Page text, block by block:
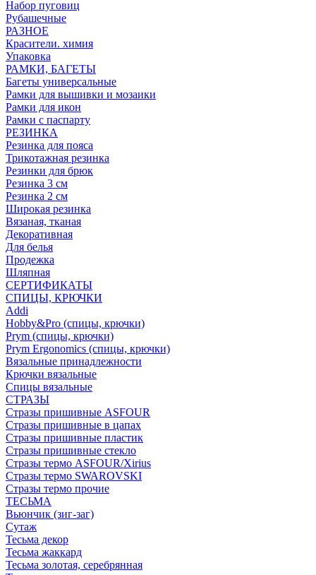
Набор пуговиц
Рубашечные
РАЗНОЕ
Красители. химия
Упаковка
РАМКИ, БАГЕТЫ
Багеты универсальные
Рамки для вышивки и мозаики
Рамки для икон
Рамки с паспарту
РЕЗИНКА
Резинка для пояса
Трикотажная резинка
Резинки для брюк
Резинка 3 см
Резинка 2 см
Широкая резинка
Вязаная, тканая
Декоративная
Для белья
Продежка
Шляпная
СЕРТИФИКАТЫ
СПИЦЫ, КРЮЧКИ
Addi
Hobby&Pro (спицы, крючки)
Prym (спицы, крючки)
Prym Ergonomics (спицы, крючки)
Вязальные принадлежности
Крючки вязальные
Спицы вязальные
СТРАЗЫ
Стразы пришивные ASFOUR
Стразы пришивные в цапах
Стразы пришивные пластик
Стразы пришивные стекло
Стразы термо ASFOUR/Xirius
Стразы термо SWAROVSKI
Стразы термо прочие
ТЕСЬМА
Вьюнчик (зиг-заг)
Сутаж
Тесьма декор
Тесьма жаккард
Тесьма золотая, серебрянная